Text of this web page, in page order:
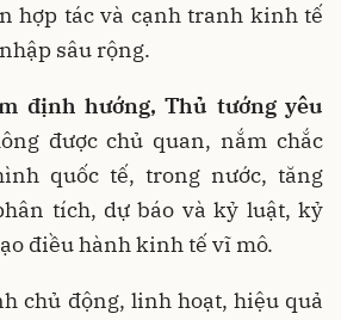
hợp tác và cạnh tranh kinh tế
sâu rộng.
định hướng, Thủ tướng yêu
được chủ quan, nắm chắc
quốc tế, trong nước, tăng
tích, dự báo và kỷ luật, kỷ
điều hành kinh tế vĩ mô.
chủ động, linh hoạt, hiệu quả